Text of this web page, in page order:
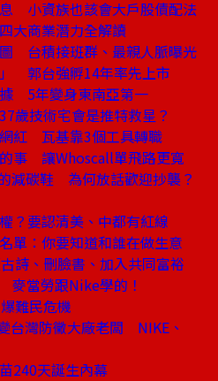
小資族也該會大戶股債配法
大商業潛力全解讀
台積接班群、最親人脈曝光
郭台強孵14年率先上市
5年變身東南亞第一
歲技術宅會是推特救星？
紅 瓦基靠3個工具轉職
事 讓Whoscall單飛路更寬
減碳鞋 為何放話歡迎抄襲？
？要認清美、中都有紅線
單：你要知道和誰在做生意
詩、刪臉書、加入共同富裕
當勞跟Nike學的！
難民危機
台灣防黴大廠老闆 NIKE、
240天誕生內幕